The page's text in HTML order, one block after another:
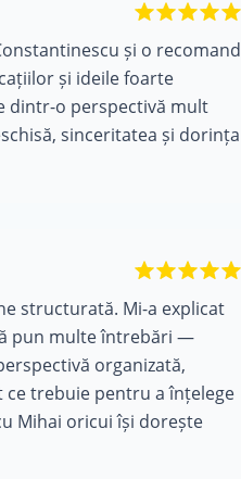
și o recomand
și ideile foarte
dintr-o perspectivă mult
sinceritatea și dorința
structurată. Mi-a explicat
pun multe întrebări —
organizată,
trebuie pentru a înțelege
Mihai oricui își dorește